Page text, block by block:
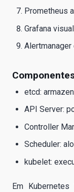
Prometheus
Grafana
Alertmanager
etcd:
API Server:
Controller
Scheduler:
kubelet:
Em